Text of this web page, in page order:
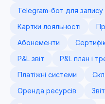
Telegram-бот для запису
Картки лояльності
Абонементи
P&L звіт
P&L план і
Платіжні системи
Оренда ресурсів